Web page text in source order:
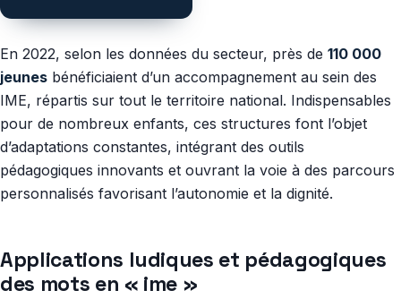
En 2022, selon les données du secteur, près de 110 000
jeunes bénéficiaient d’un accompagnement au sein des
IME, répartis sur tout le territoire national. Indispensables
pour de nombreux enfants, ces structures font l’objet
d’adaptations constantes, intégrant des outils
pédagogiques innovants et ouvrant la voie à des parcours
personnalisés favorisant l’autonomie et la dignité.
Applications ludiques et pédagogiques
des mots en « ime »